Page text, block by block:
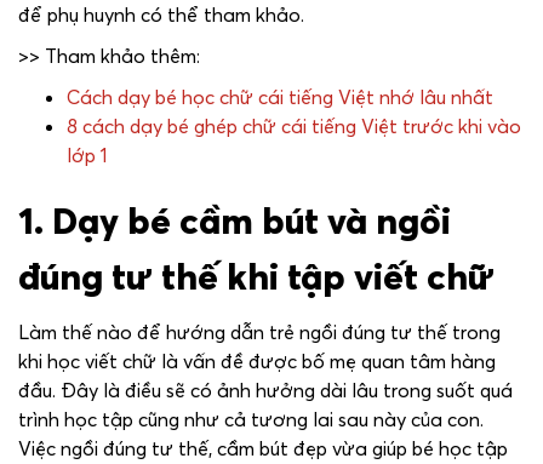
để phụ huynh có thể tham khảo.
>> Tham khảo thêm:
Cách dạy bé học chữ cái tiếng Việt nhớ lâu nhất
8 cách dạy bé ghép chữ cái tiếng Việt trước khi vào
lớp 1
1. Dạy bé cầm bút và ngồi
đúng tư thế khi tập viết chữ
Làm thế nào để hướng dẫn trẻ ngồi đúng tư thế trong
khi học viết chữ là vấn đề được bố mẹ quan tâm hàng
đầu. Đây là điều sẽ có ảnh hưởng dài lâu trong suốt quá
trình học tập cũng như cả tương lai sau này của con.
Việc ngồi đúng tư thế, cầm bút đẹp vừa giúp bé học tập